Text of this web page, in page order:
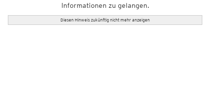
Informationen zu gelangen.
Diesen Hinweis zukünftig nicht mehr anzeigen